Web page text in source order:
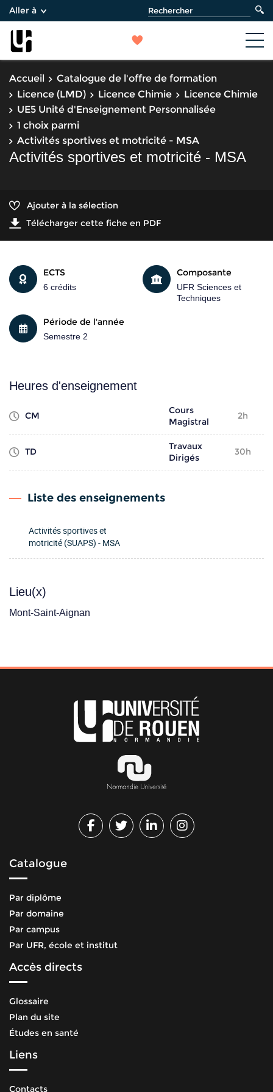
Aller à
Accueil
Catalogue de l'offre de formation
Licence (LMD)
Licence Chimie
Licence Chimie
UE5 Unité d'Enseignement Personnalisée
1 choix parmi
Activités sportives et motricité - MSA
Activités sportives et motricité - MSA
Ajouter à la sélection
Télécharger cette fiche en PDF
ECTS
6 crédits
Composante
UFR Sciences et
Techniques
Période de l'année
Semestre 2
Heures d'enseignement
CM
Cours
Magistral
2h
TD
Travaux
Dirigés
30h
Liste des enseignements
Activités sportives et
motricité (SUAPS) - MSA
Lieu(x)
Mont-Saint-Aignan
Catalogue
Par diplôme
Par domaine
Par campus
Par UFR, école et institut
Accès directs
Glossaire
Plan du site
Études en santé
Liens
Contacts